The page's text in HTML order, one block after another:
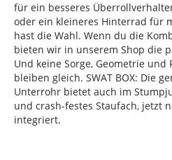
für ein besseres
oder ein kleineres Hinterrad für
hast die Wahl. Wenn du die
bieten wir in unserem Shop die
Und keine Sorge, Geometrie
bleiben gleich. SWAT BOX: Die
Unterrohr bietet auch im
und crash-festes Staufach, jetzt
integriert.